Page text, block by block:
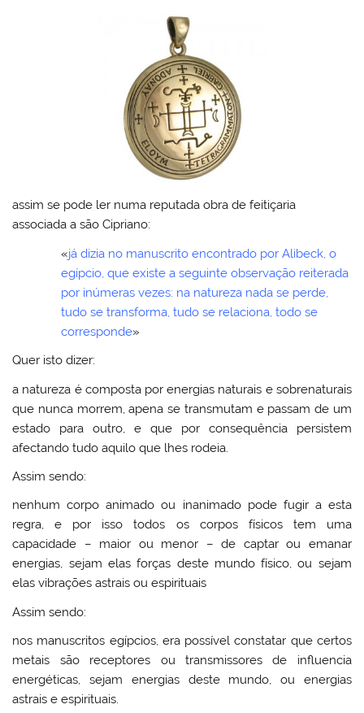
o
k
st
p
p
assim se pode ler numa reputada obra de feitiçaria
associada a são Cipriano:
«já dizia no manuscrito encontrado por Alibeck, o
egípcio, que existe a seguinte observação reiterada
por inúmeras vezes: na natureza nada se perde,
tudo se transforma, tudo se relaciona, todo se
corresponde»
Quer isto dizer:
a natureza é composta por energias naturais e sobrenaturais
que nunca morrem, apena se transmutam e passam de um
estado para outro, e que por consequência persistem
afectando tudo aquilo que lhes rodeia.
Assim sendo:
nenhum corpo animado ou inanimado pode fugir a esta
regra, e por isso todos os corpos físicos tem uma
capacidade – maior ou menor – de captar ou emanar
energias, sejam elas forças deste mundo físico, ou sejam
elas vibrações astrais ou espirituais
Assim sendo:
nos manuscritos egípcios, era possível constatar que certos
metais são receptores ou transmissores de influencia
energéticas, sejam energias deste mundo, ou energias
astrais e espirituais.